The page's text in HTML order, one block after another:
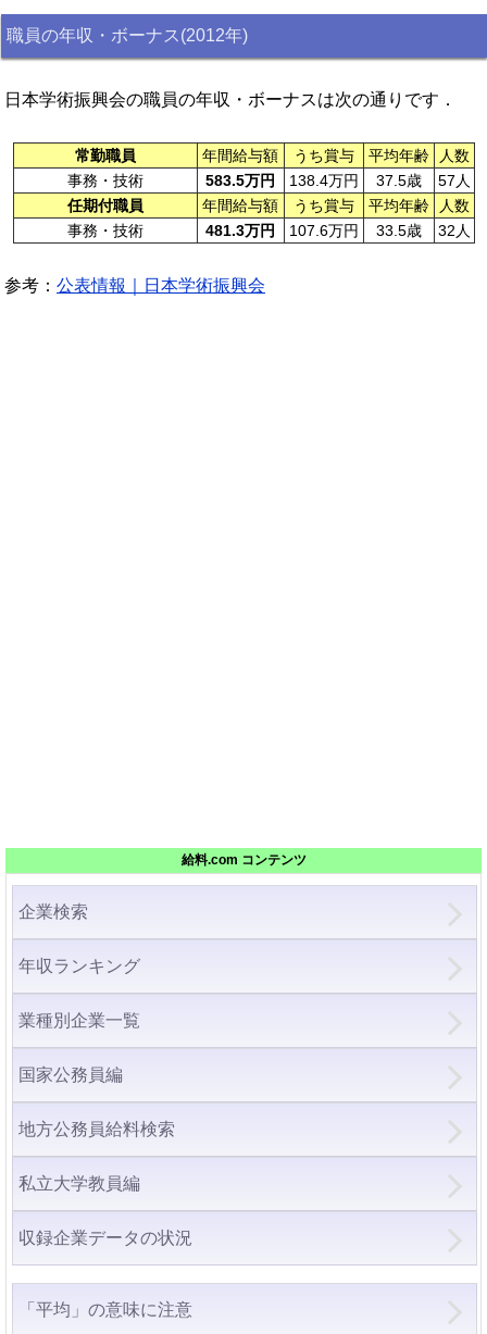
職員の年収・ボーナス(2012年)
日本学術振興会の職員の年収・ボーナスは次の通りです．
常勤職員 年間給与額 うち賞与 平均年齢
人数
事務・技術
583.5万円 138.4万円 37.5歳
57人
任期付職員
年間給与額 うち賞与 平均年齢
人数
事務・技術
481.3万円 107.6万円 33.5歳 32人
参考： 公表情報｜日本学術振興会
給料.com コンテンツ
企業検索
年収ランキング
業種別企業一覧
国家公務員編
地方公務員給料検索
私立大学教員編
収録企業データの状況
「平均」の意味に注意